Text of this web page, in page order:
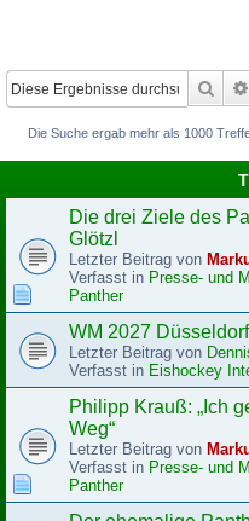
Suche
Die Suche ergab mehr als 1000
Die drei Ziele des
Glötzl
Letzter Beitrag von
Verfasst in Presse- und
Panther
WM 2027
Letzter Beitrag von
Verfasst in Eishockey
Philipp Krauß: „Ich
Weg“
Letzter Beitrag von
Verfasst in Presse- und
Panther